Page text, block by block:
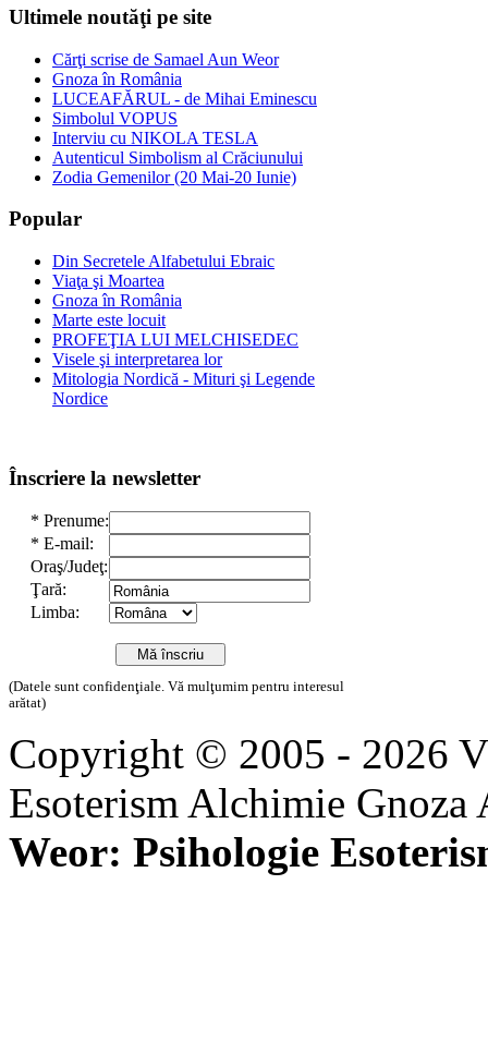
Ultimele noutăţi pe site
Cărţi scrise de Samael Aun Weor
Gnoza în România
LUCEAFĂRUL - de Mihai Eminescu
Simbolul VOPUS
Interviu cu NIKOLA TESLA
Autenticul Simbolism al Crăciunului
Zodia Gemenilor (20 Mai-20 Iunie)
Popular
Din Secretele Alfabetului Ebraic
Viaţa şi Moartea
Gnoza în România
Marte este locuit
PROFEŢIA LUI MELCHISEDEC
Visele şi interpretarea lor
Mitologia Nordică - Mituri şi Legende
Nordice
Înscriere la newsletter
* Prenume:
* E-mail:
Oraş/Judeţ:
Ţară:
Limba:
(Datele sunt confidenţiale. Vă mulţumim pentru interesul
arătat)
Copyright © 2005 - 2026
Esoterism Alchimie
Weor: Psihologie